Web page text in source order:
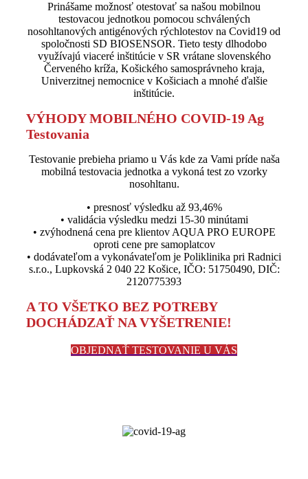
Prinášame možnosť otestovať sa našou mobilnou
testovacou jednotkou pomocou schválených
nosohltanových antigénových rýchlotestov na Covid19 od
spoločnosti SD BIOSENSOR. Tieto testy dlhodobo
využívajú viaceré inštitúcie v SR vrátane slovenského
Červeného kríža, Košického samosprávneho kraja,
Univerzitnej nemocnice v Košiciach a mnohé ďalšie
inštitúcie.
VÝHODY MOBILNÉHO COVID-19 Ag
Testovania
Testovanie prebieha priamo u Vás kde za Vami príde naša
mobilná testovacia jednotka a vykoná test zo vzorky
nosohltanu.
• presnosť výsledku až 93,46%
• validácia výsledku medzi 15-30 minútami
• zvýhodnená cena pre klientov AQUA PRO EUROPE
oproti cene pre samoplatcov
• dodávateľom a vykonávateľom je Poliklinika pri Radnici
s.r.o., Lupkovská 2 040 22 Košice, IČO: 51750490, DIČ:
2120775393
A TO VŠETKO BEZ POTREBY
DOCHÁDZAŤ NA VYŠETRENIE!
OBJEDNAŤ TESTOVANIE U VÁS